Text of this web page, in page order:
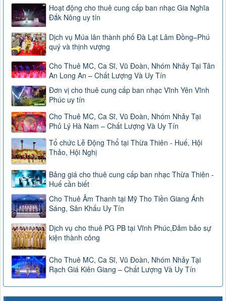
Hoạt động cho thuê cung cấp ban nhạc Gia Nghĩa
Đắk Nông uy tín
Dịch vụ Múa lân thành phố Đà Lạt Lâm Đồng–Phú
quý và thịnh vượng
Cho Thuê MC, Ca Sĩ, Vũ Đoàn, Nhóm Nhảy Tại Tân
An Long An – Chất Lượng Và Uy Tín
Đơn vị cho thuê cung cấp ban nhạc Vĩnh Yên Vĩnh
Phúc uy tín
Cho Thuê MC, Ca Sĩ, Vũ Đoàn, Nhóm Nhảy Tại
Phủ Lý Hà Nam – Chất Lượng Và Uy Tín
Tổ chức Lễ Động Thổ tại Thừa Thiên - Huế, Hội
Thảo, Hội Nghị
Bảng giá cho thuê cung cấp ban nhạc Thừa Thiên -
Huế cần biết
Cho Thuê Âm Thanh tại Mỹ Tho Tiền Giang Ánh
Sáng, Sân Khấu Uy Tín
Dịch vụ cho thuê PG PB tại Vĩnh Phúc,Đảm bảo sự
kiện thành công
Cho Thuê MC, Ca Sĩ, Vũ Đoàn, Nhóm Nhảy Tại
Rạch Giá Kiên Giang – Chất Lượng Và Uy Tín